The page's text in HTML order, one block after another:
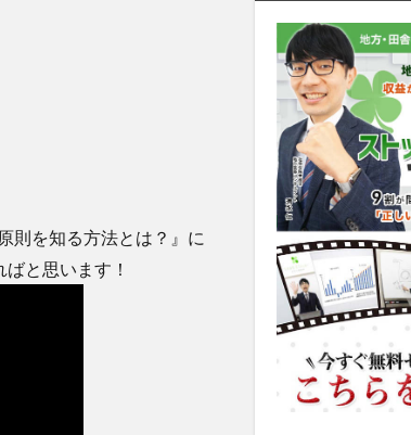
則を知る方法とは？』に
と思います！